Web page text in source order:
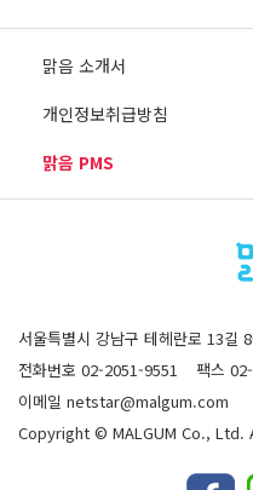
맑음 소개서
개인정보취급방침
맑음 PMS
서울특별시 강남구 테헤란로 13길
전화번호 02-2051-9551
팩스
이메일 netstar@malgum.com
Copyright © MALGUM Co., Ltd.